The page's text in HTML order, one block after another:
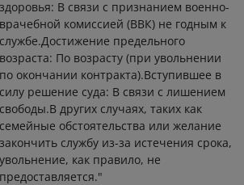
здоровья: В связи с признанием военно-
врачебной комиссией (ВВК) не годным к
службе.Достижение предельного
возраста: По возрасту (при увольнении
по окончании контракта).Вступившее в
силу решение суда: В связи с лишением
свободы.В других случаях, таких как
семейные обстоятельства или желание
закончить службу из-за истечения срока,
увольнение, как правило, не
предоставляется."